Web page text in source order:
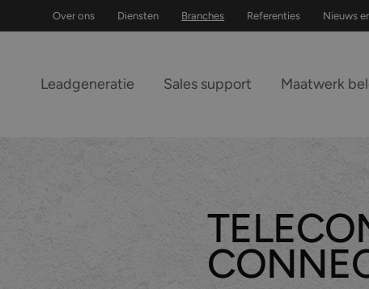
Over ons Diensten Branches Referenties Nieuws
Leadgeneratie Sales support Maatwerk